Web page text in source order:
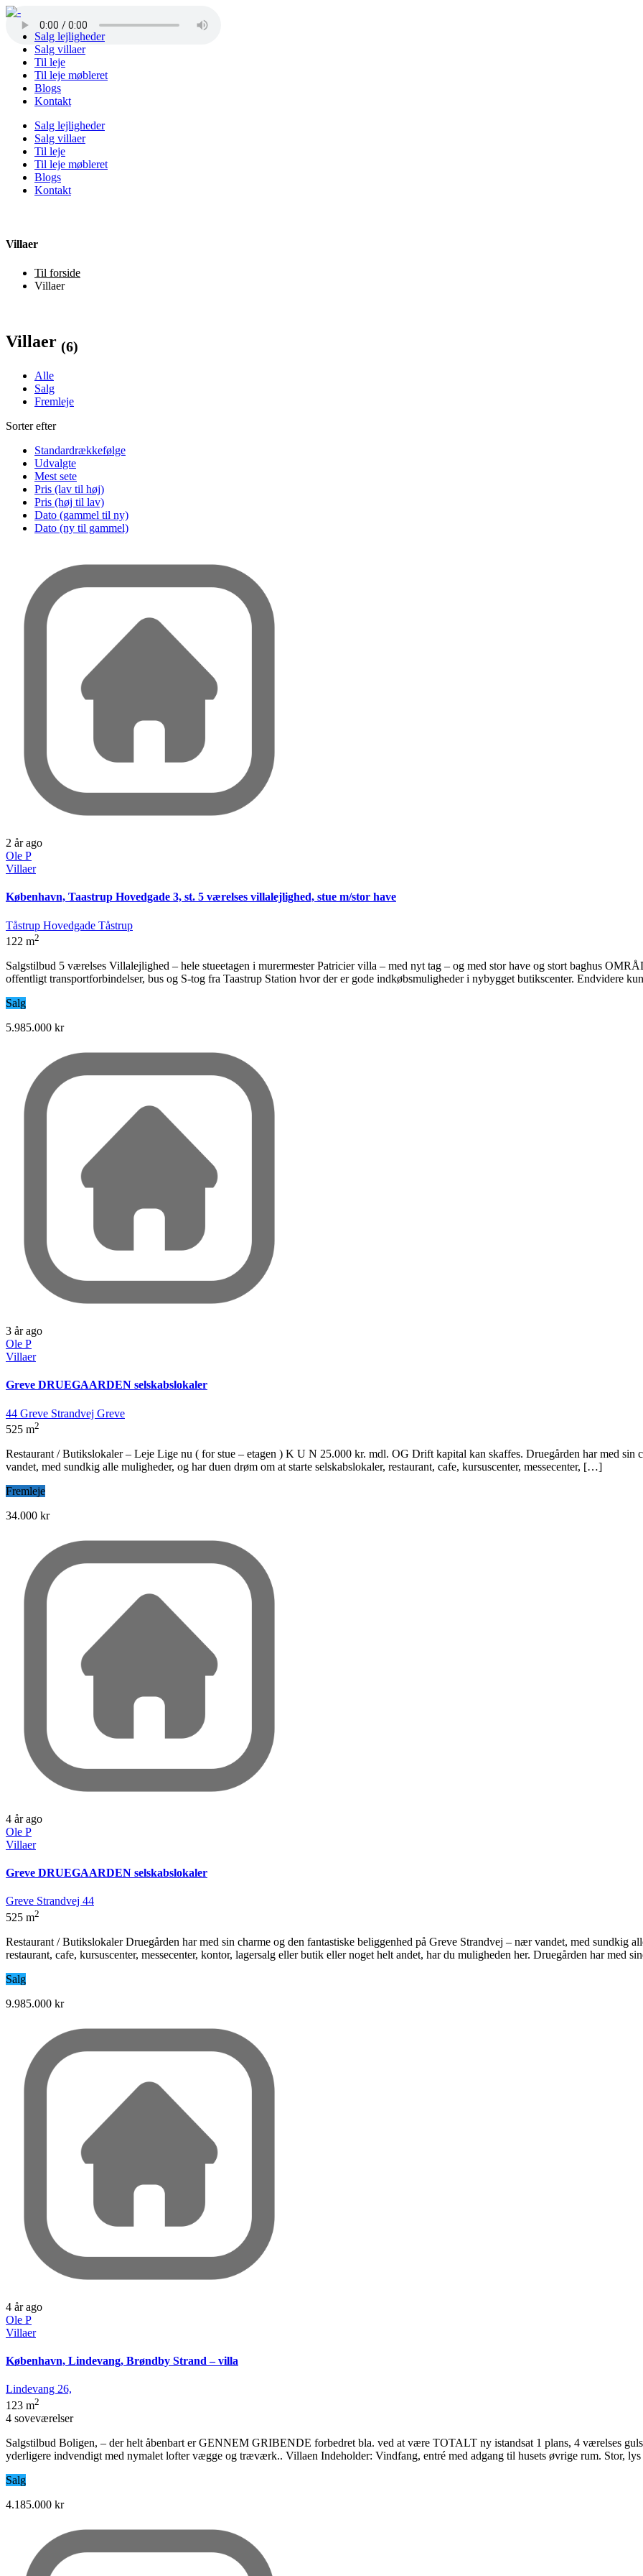
Salg lejligheder
Salg villaer
Til leje
Til leje møbleret
Blogs
Kontakt
Salg lejligheder
Salg villaer
Til leje
Til leje møbleret
Blogs
Kontakt
Villaer
Til forside
Villaer
Villaer (6)
Alle
Salg
Fremleje
Sorter efter
Standardrækkefølge
Udvalgte
Mest sete
Pris (lav til høj)
Pris (høj til lav)
Dato (gammel til ny)
Dato (ny til gammel)
2 år ago
Ole P
Villaer
København, Taastrup Hovedgade 3, st. 5 værelses villalejlighed, stue m/stor have
Tåstrup Hovedgade Tåstrup
122 m2
Salgstilbud 5 værelses Villalejlighed – hele stueetagen i murermester Patricier villa – med nyt tag – og med stor have og stort baghus
offentligt transportforbindelser, bus og S-tog fra Taastrup Station hvor der er gode indkøbsmuligheder i nybygget butikscenter. Endvidere
Salg
5.985.000 kr
3 år ago
Ole P
Villaer
Greve DRUEGAARDEN selskabslokaler
44 Greve Strandvej Greve
525 m2
Restaurant / Butikslokaler – Leje Lige nu ( for stue – etagen ) K U N 25.000 kr. mdl. OG Drift kapital kan skaffes. Druegården har med sin
vandet, med sundkig alle muligheder, og har duen drøm om at starte selskabslokaler, restaurant, cafe, kursuscenter, messecenter, […]
Fremleje
34.000 kr
4 år ago
Ole P
Villaer
Greve DRUEGAARDEN selskabslokaler
Greve Strandvej 44
525 m2
Restaurant / Butikslokaler Druegården har med sin charme og den fantastiske beliggenhed på Greve Strandvej – nær vandet, med sundkig
restaurant, cafe, kursuscenter, messecenter, kontor, lagersalg eller butik eller noget helt andet, har du muligheden her. Druegården har med
Salg
9.985.000 kr
4 år ago
Ole P
Villaer
København, Lindevang, Brøndby Strand – villa
Lindevang 26,
123 m2
4 soveværelser
Salgstilbud Boligen, – der helt åbenbart er GENNEM GRIBENDE forbedret bla. ved at være TOTALT ny istandsat 1 plans, 4 værelses
yderligere indvendigt med nymalet lofter vægge og træværk.. Villaen Indeholder: Vindfang, entré med adgang til husets øvrige rum. Stor,
Salg
4.185.000 kr